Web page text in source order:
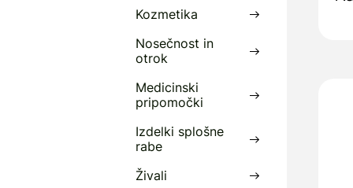
Kozmetika
Nosečnost in
otrok
Medicinski
pripomočki
Izdelki splošne
rabe
Živali